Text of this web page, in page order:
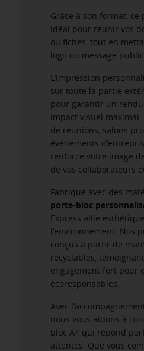
Grâce à son format, ce
idéal pour réunir vos
ou fiches, tout en
logo ou message
L’impression
sur toute la partie
pour garantir un
impact visuel maximal.
de réunions, salons
événements
renforce votre image
de vos collaborateurs
Fabriqué avec des
porte-bloc
Express allie
l’environnement. Nos
conçus à partir de
recyclables, témoignant
engagement fort pour
écoresponsables.
Avec
nous vous aidons à
bloc A4 qui répond
attentes. Que vous